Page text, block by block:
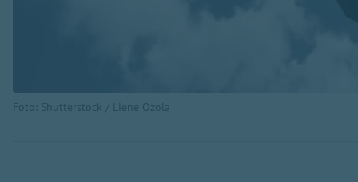
Foto: Shutterstock / Liene Ozola